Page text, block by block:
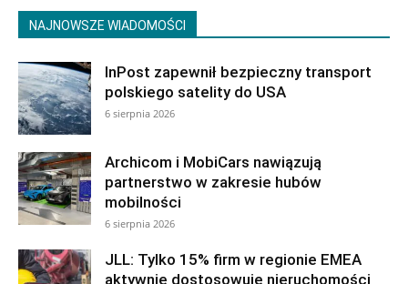
NAJNOWSZE WIADOMOŚCI
InPost zapewnił bezpieczny transport
polskiego satelity do USA
6 sierpnia 2026
Archicom i MobiCars nawiązują
partnerstwo w zakresie hubów
mobilności
6 sierpnia 2026
JLL: Tylko 15% firm w regionie EMEA
aktywnie dostosowuje nieruchomości